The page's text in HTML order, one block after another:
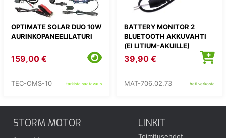
OPTIMATE SOLAR DUO 10W
AURINKOPANEELILATURI
159,00 €
TEC-OMS-10 tarkista saatavuus
BATTERY MONITOR 2
BLUETOOTH AKKUVAHTI
(EI LITIUM-AKUILLE)
39,90 €
MAT-706.02.73 heti verkosta
STORM MOTOR LINKIT